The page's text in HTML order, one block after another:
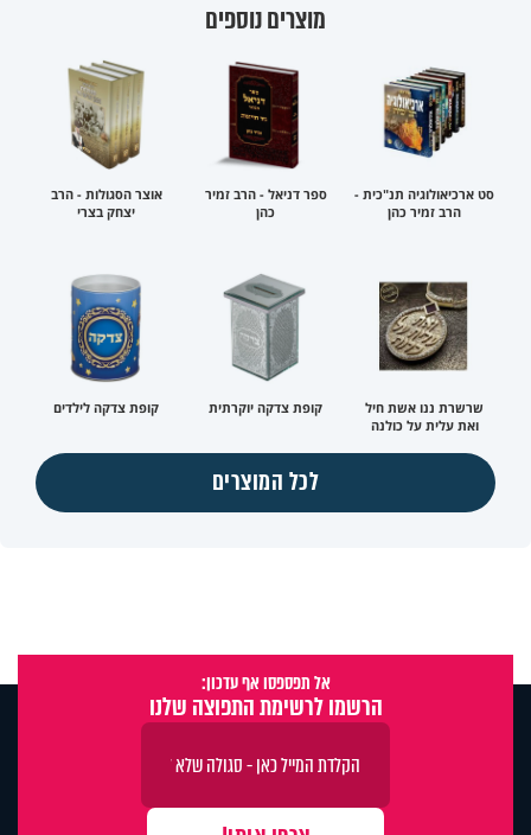
מוצרים נוספים
סט ארכיאולוגיה תנ"כית -
הרב זמיר כהן
ספר דניאל - הרב זמיר
כהן
אוצר הסגולות - הרב
יצחק בצרי
שרשרת ננו אשת חיל
ואת עלית על כולנה
קופת צדקה יוקרתית קופת צדקה לילדים
לכל המוצרים
אל תפספסו אף עדכון:
הרשמו לרשימת התפוצה שלנו